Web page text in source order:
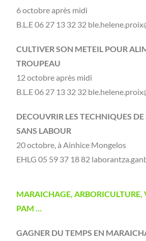
6 octobre après midi
B.L.E 06 27 13 32 32
CULTIVER SON METEIL POUR
TROUPEAU
12 octobre après midi
B.L.E 06 27 13 32 32
DECOUVRIR LES TECHNIQUES
SANS LABOUR
20 octobre, à Ainhice Mongelos
EHLG 05 59 37 18 82
MARAICHAGE, ARBORICULTURE,
PAM …
GAGNER DU TEMPS EN